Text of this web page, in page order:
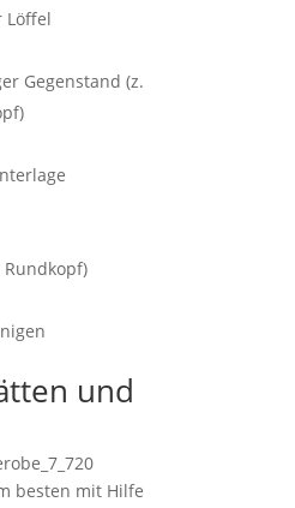
Löffel
Gegenstand (z.
und
besten mit Hilfe